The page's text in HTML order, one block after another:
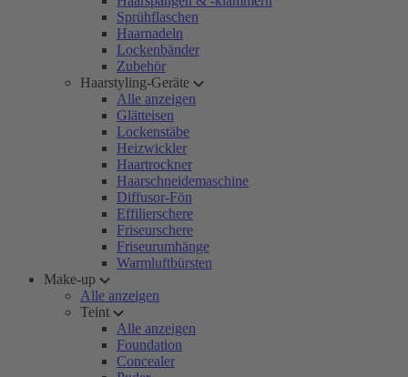
Sprühflaschen
Haarnadeln
Lockenbänder
Zubehör
Haarstyling-Geräte
Alle anzeigen
Glätteisen
Lockenstäbe
Heizwickler
Haartrockner
Haarschneidemaschine
Diffusor-Fön
Effilierschere
Friseurschere
Friseurumhänge
Warmluftbürsten
Make-up
Alle anzeigen
Teint
Alle anzeigen
Foundation
Concealer